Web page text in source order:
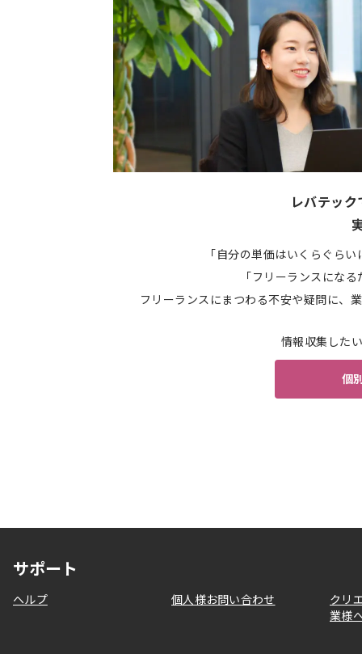
レバテッ
「自分の単価はいくらぐら
「フリーランスにな
フリーランスにまつわる不安や疑問に、
情報収集した
個
サポート
ヘルプ 個人様お問い合わせ
クリ
業様